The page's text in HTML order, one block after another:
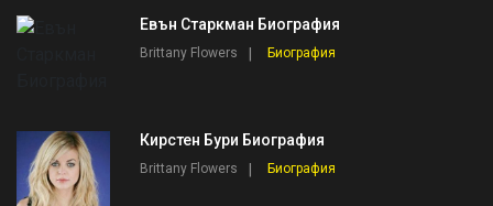
Евън Старкман Биография
Brittany Flowers Биография
Кирстен Бури Биография
Brittany Flowers Биография